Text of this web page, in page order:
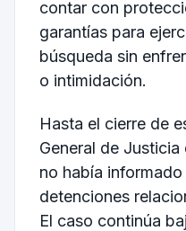
contar con
garantías para
búsqueda sin
o intimidación.
Hasta el cierre de
General de
no había
detenciones
El caso continúa